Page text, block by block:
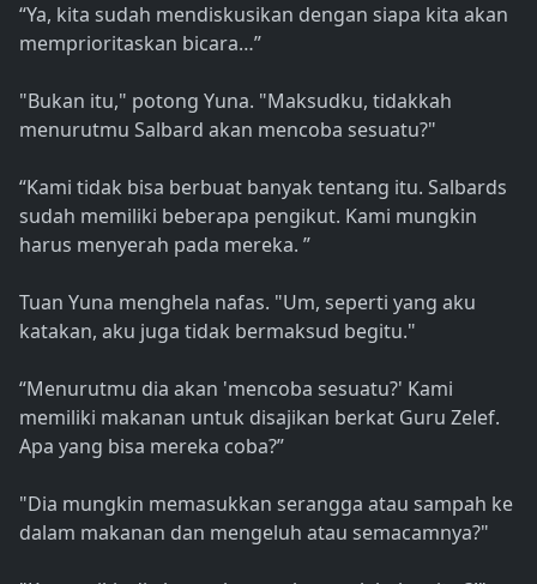
“Ya, kita sudah mendiskusikan dengan siapa kita akan
memprioritaskan bicara…”
"Bukan itu," potong Yuna. "Maksudku, tidakkah
menurutmu Salbard akan mencoba sesuatu?"
“Kami tidak bisa berbuat banyak tentang itu. Salbards
sudah memiliki beberapa pengikut. Kami mungkin
harus menyerah pada mereka. ”
Tuan Yuna menghela nafas. "Um, seperti yang aku
katakan, aku juga tidak bermaksud begitu."
“Menurutmu dia akan 'mencoba sesuatu?' Kami
memiliki makanan untuk disajikan berkat Guru Zelef.
Apa yang bisa mereka coba?”
"Dia mungkin memasukkan serangga atau sampah ke
dalam makanan dan mengeluh atau semacamnya?"